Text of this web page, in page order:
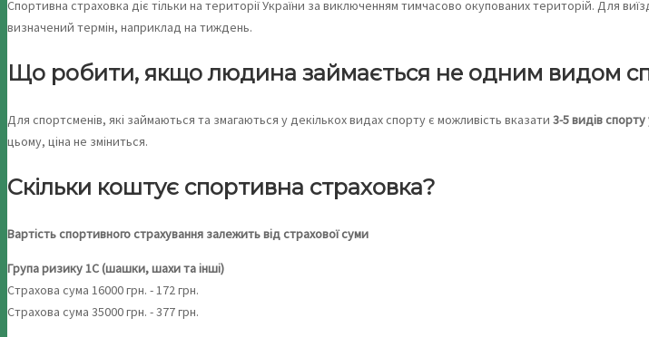
Спортивна страховка діє тільки на території України за виключенням тимчасово окупованих територій. Для
визначений термін, наприклад на тиждень.
Що робити, якщо людина займається не одним видом
Для спортсменів, які займаються та змагаються у декількох видах спорту є можливість вказати 3-5 видів спорту
цьому, ціна не зміниться.
Скільки коштує спортивна страховка?
Вартість спортивного страхування залежить від страхової суми
Група ризику 1С (шашки, шахи та інші)
Страхова сума 16000 грн. - 172 грн.
Страхова сума 35000 грн. - 377 грн.